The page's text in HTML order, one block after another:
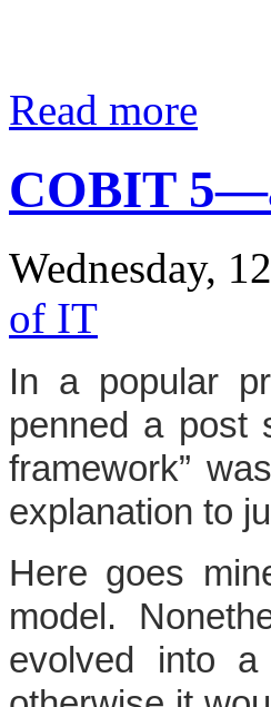
Read more
COBIT
Wednesday,
of IT
In a popular
penned a post
framework”
explanation to
Here goes
model.
evolved into a